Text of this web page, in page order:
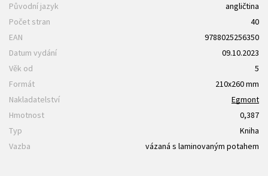
Původní jazyk
angličtina
Počet stran
40
EAN
9788025256350
Datum vydání
09.10.2023
Věk od
5
Formát
210x260 mm
Nakladatelství
Egmont
Hmotnost
0,387
Typ
Kniha
Vazba
vázaná s laminovaným potahem